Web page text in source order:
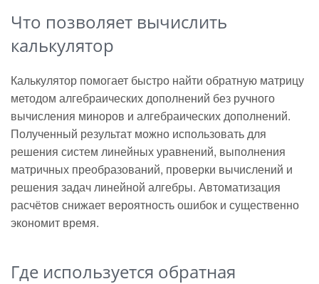
Что позволяет вычислить
калькулятор
Калькулятор помогает быстро найти обратную матрицу
методом алгебраических дополнений без ручного
вычисления миноров и алгебраических дополнений.
Полученный результат можно использовать для
решения систем линейных уравнений, выполнения
матричных преобразований, проверки вычислений и
решения задач линейной алгебры. Автоматизация
расчётов снижает вероятность ошибок и существенно
экономит время.
Где используется обратная